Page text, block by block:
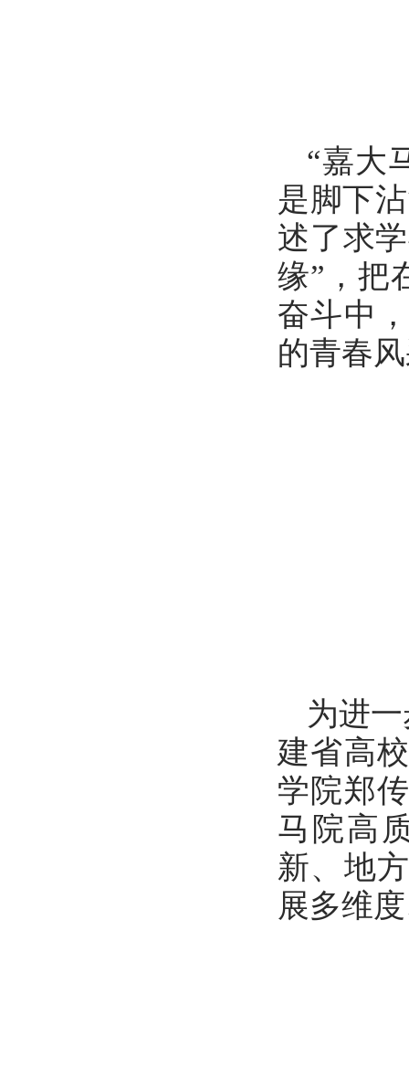
“嘉大
是脚下
述了求
缘”，把
奋斗中
的青春
为进
建省高
学院郑
马院高
新、地
展多维